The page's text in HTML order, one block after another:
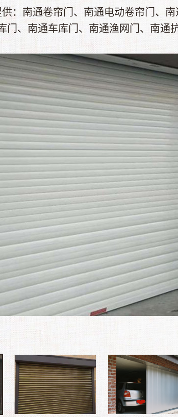
：南通卷帘门、南通电动卷帘门、
门、南通车库门、南通渔网门、南